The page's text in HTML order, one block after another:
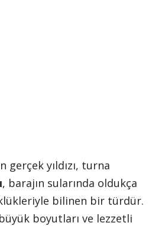
gerçek yıldızı, turna
, barajın sularında oldukça
bilinen bir türdür.
boyutları ve lezzetli